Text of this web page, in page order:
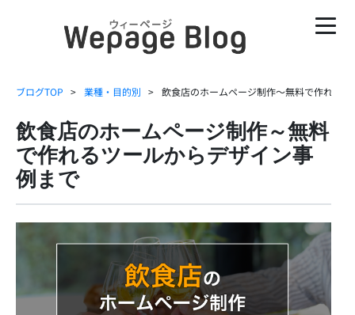
ブログTOP 業種・目的別 飲食店のホームページ制作～無料で作れる
飲食店のホームページ制作～無料
で作れるツールからデザイン事
例まで